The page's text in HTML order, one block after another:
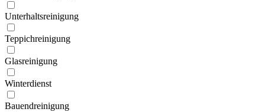
Unterhalts­reinigung
Teppich­reinigung
Glas­reinigung
Winter­dienst
Bauend­reinigung